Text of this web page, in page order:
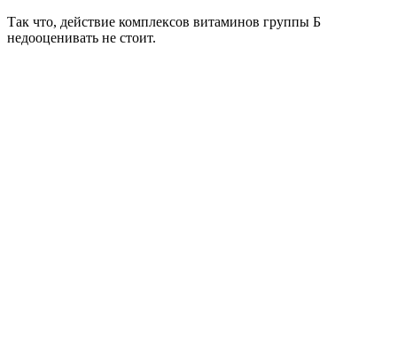
Так что, действие комплексов витаминов группы Б
недооценивать не стоит.